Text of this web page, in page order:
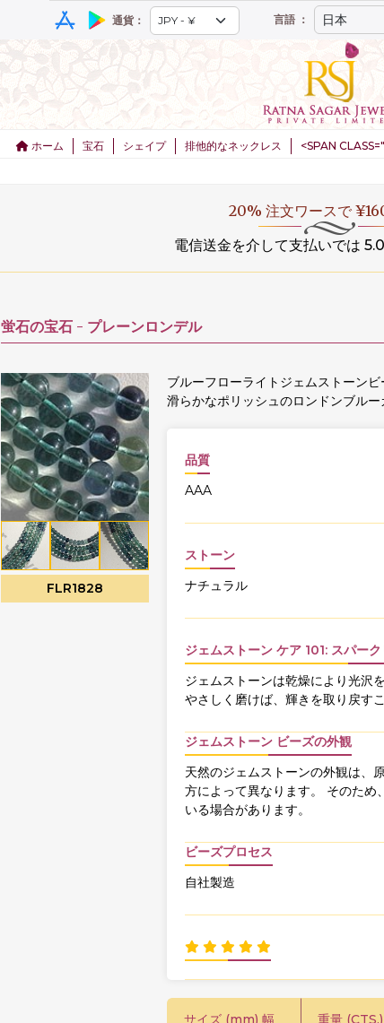
通貨： 言語 ：
ホーム 宝石 シェイプ 排他的なネックレス <SPAN
20% 注文ワースで
電信送金を介して支払いでは
蛍石の宝石 - プレーンロンデル
FLR1828
ブルーフローライトジェムストーン
滑らかなポリッシュのロンドンブル
品質
AAA
ストーン
ナチュラル
ジェムストーン ケア 101: スパー
ジェムストーンは乾燥により光沢
やさしく磨けば、輝きを取り戻す
ジェムストーン ビーズの外観
天然のジェムストーンの外観は、
方によって異なります。 そのため
いる場合があります。
ビーズプロセス
自社製造
サイズ (mm) 幅 重量 (CTS.)